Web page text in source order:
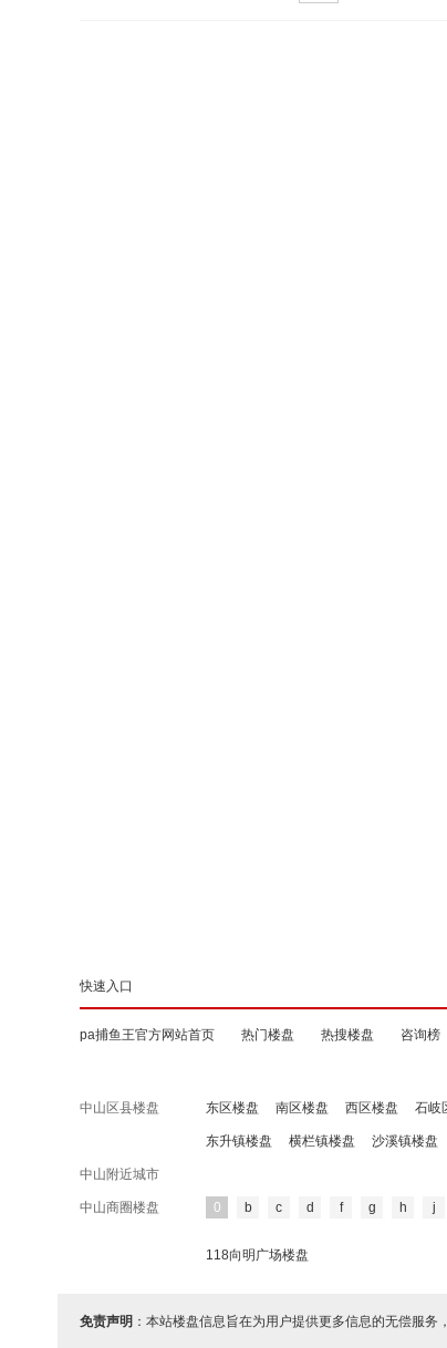
快速入口
pa捕鱼王官方网站首页 热门楼盘 热搜楼盘 咨询榜
中山区县楼盘 东区楼盘 南区楼盘 西区楼盘 石岐
东升镇楼盘 横栏镇楼盘 沙溪镇楼盘
中山附近城市
中山商圈楼盘 0 b c d f g h j
118向明广场楼盘
免责声明 ：本站楼盘信息旨在为用户提供更多信息的无偿服务